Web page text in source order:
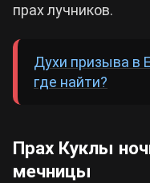
прах лучников.
Духи призыва в
где найти?
Прах Куклы
мечницы